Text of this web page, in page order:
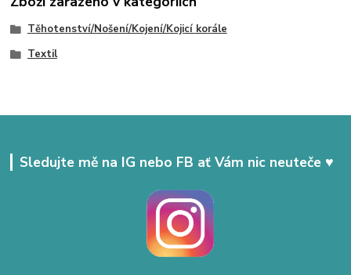
Těhotenství/Nošení/Kojení/Kojicí korále
Textil
Sledujte mě na IG nebo FB ať Vám nic neuteče ♥